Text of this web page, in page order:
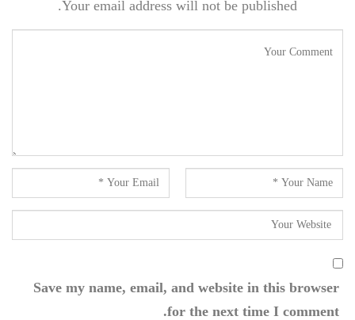
Your email address will not be published.
Save my name, email, and website in this browser
for the next time I comment.